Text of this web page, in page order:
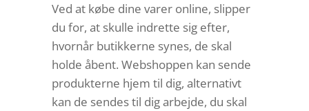
Ved at købe dine varer online, slipper
du for, at skulle indrette sig efter,
hvornår butikkerne synes, de skal
holde åbent. Webshoppen kan sende
produkterne hjem til dig, alternativt
kan de sendes til dig arbejde, du skal